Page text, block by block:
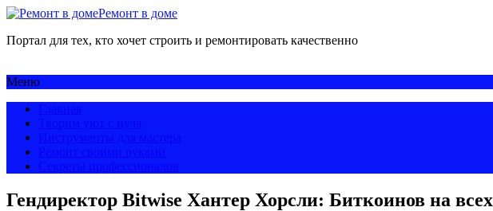
Ремонт в доме
Портал для тех, кто хочет строить и ремонтировать качественно
Меню
Гендиректор Bitwise Хантер Хорсли: Биткоинов на